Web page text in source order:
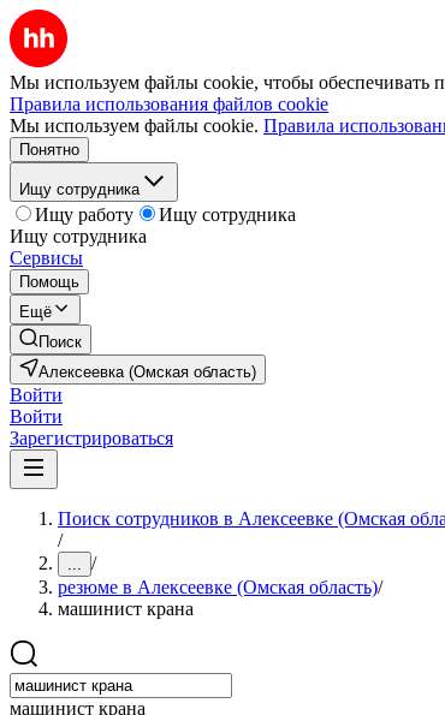
Мы используем файлы cookie, чтобы обеспечивать
Правила использования файлов cookie
Мы используем файлы cookie. Правила
Понятно
Ищу сотрудника
Ищу работу
Ищу сотрудника
Ищу сотрудника
Сервисы
Помощь
Ещё
Поиск
Алексеевка (Омская область)
Войти
Войти
Зарегистрироваться
Поиск сотрудников в Алексеевке (Омская
/
... /
резюме в Алексеевке (Омская область)/
машинист крана
машинист крана